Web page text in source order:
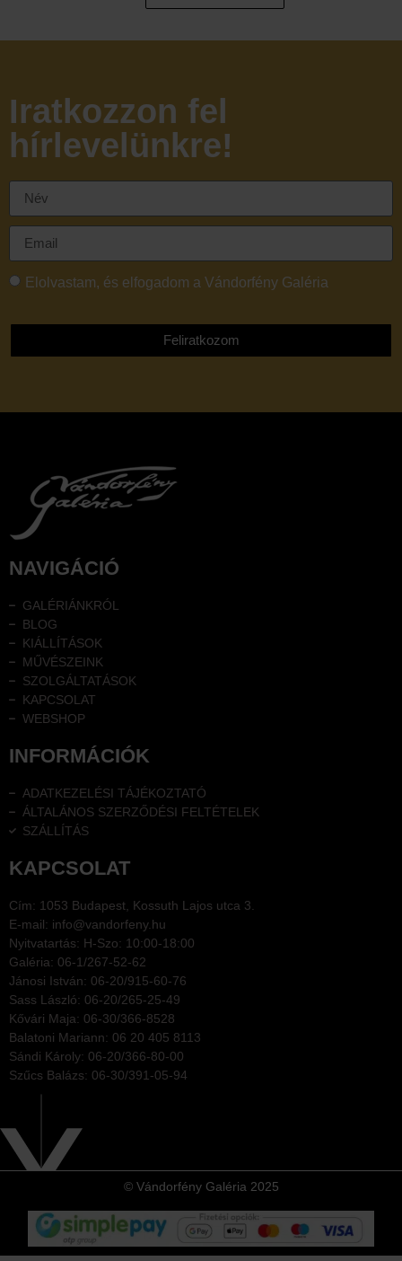
Iratkozzon fel
hírlevelünkre!
Elolvastam, és elfogadom a Vándorfény Galéria
Feliratkozom
NAVIGÁCIÓ
GALÉRIÁNKRÓL
BLOG
KIÁLLÍTÁSOK
MŰVÉSZEINK
SZOLGÁLTATÁSOK
KAPCSOLAT
WEBSHOP
INFORMÁCIÓK
ADATKEZELÉSI TÁJÉKOZTATÓ
ÁLTALÁNOS SZERZŐDÉSI FELTÉTELEK
SZÁLLÍTÁS
KAPCSOLAT
Cím: 1053 Budapest, Kossuth Lajos utca 3.
E-mail: info@vandorfeny.hu
Nyitvatartás: H-Szo: 10:00-18:00
Galéria: 06-1/267-52-62
Jánosi István: 06-20/915-60-76
Sass László: 06-20/265-25-49
Kővári Maja: 06-30/366-8528
Balatoni Mariann: 06 20 405 8113
Sándi Károly: 06-20/366-80-00
Szűcs Balázs: 06-30/391-05-94
© Vándorfény Galéria 2025